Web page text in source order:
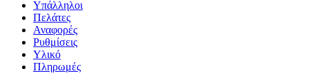
Υπάλληλοι
Πελάτες
Αναφορές
Ρυθμίσεις
Υλικό
Πληρωμές